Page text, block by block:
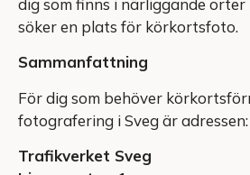
dig som finns i närliggande orter
söker en plats för körkortsfoto.
Sammanfattning
För dig som behöver
fotografering i Sveg är adressen:
Trafikverket Sveg